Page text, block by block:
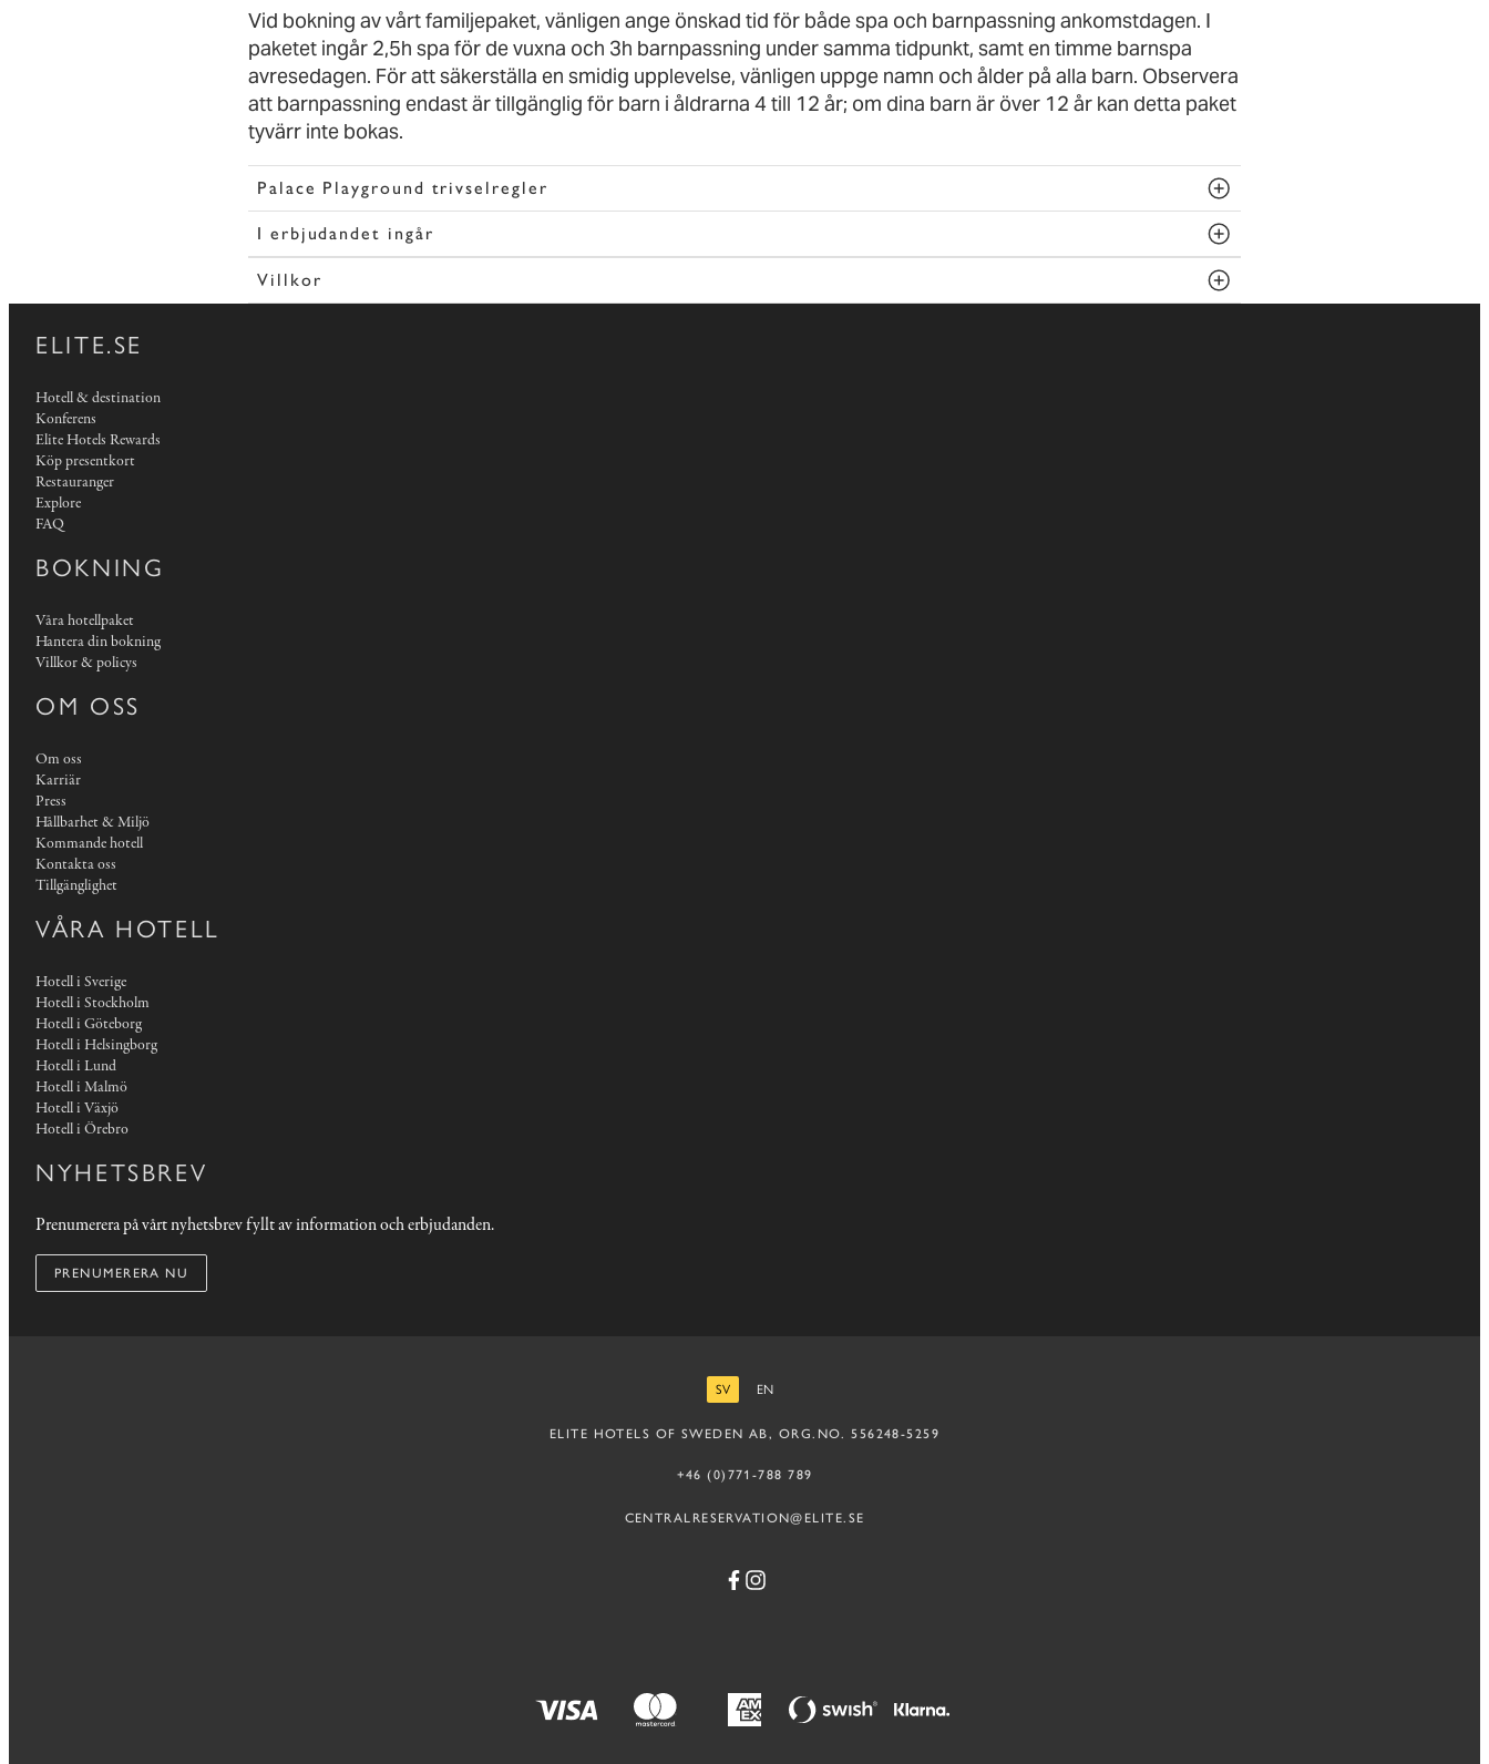
Vid bokning av vårt familjepaket, vänligen ange önskad tid för både spa och barnpassning ankomstdagen. I
paketet ingår 2,5h spa för de vuxna och 3h barnpassning under samma tidpunkt, samt en timme barnspa
avresedagen. För att säkerställa en smidig upplevelse, vänligen uppge namn och ålder på alla barn. Observera
att barnpassning endast är tillgänglig för barn i åldrarna 4 till 12 år; om dina barn är över 12 år kan detta paket
tyvärr inte bokas.
Palace Playground trivselregler
I erbjudandet ingår
Villkor
ELITE.SE
Hotell & destination
Konferens
Elite Hotels Rewards
Köp presentkort
Restauranger
Explore
FAQ
BOKNING
Våra hotellpaket
Hantera din bokning
Villkor & policys
OM OSS
Om oss
Karriär
Press
Hållbarhet & Miljö
Kommande hotell
Kontakta oss
Tillgänglighet
VÅRA HOTELL
Hotell i Sverige
Hotell i Stockholm
Hotell i Göteborg
Hotell i Helsingborg
Hotell i Lund
Hotell i Malmö
Hotell i Växjö
Hotell i Örebro
NYHETSBREV
Prenumerera på vårt nyhetsbrev fyllt av information och erbjudanden.
PRENUMERERA NU
SV
EN
ELITE HOTELS OF SWEDEN AB, ORG.NO. 556248-5259
+46 (0)771-788 789
CENTRALRESERVATION@ELITE.SE